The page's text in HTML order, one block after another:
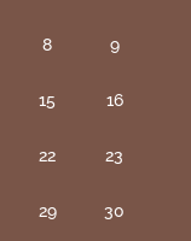
8 9
15 16
22 23
29 30